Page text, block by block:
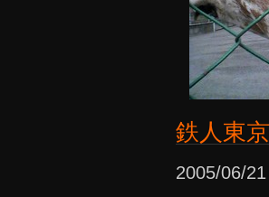
鉄人東
2005/06/